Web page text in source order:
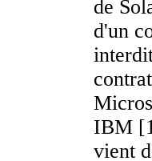
de
d'un
IBM
vient